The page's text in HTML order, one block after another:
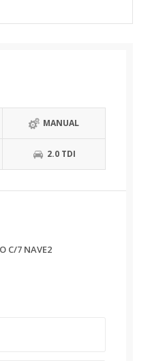
MANUAL
2.0 TDI
C/7 NAVE2